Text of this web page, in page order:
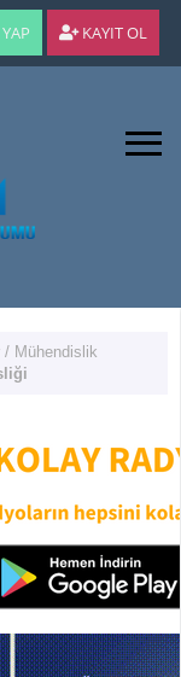
KAYIT OL
/ Mühendislik